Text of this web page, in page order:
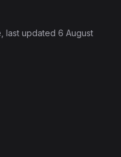
, last updated 6 August